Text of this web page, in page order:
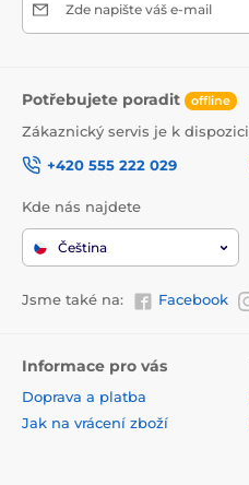
Zde napište váš e-mail
Potřebujete poradit offline
Zákaznický servis je k dispozici
+420 555 222 029
Kde nás najdete
Čeština
Jsme také na: Facebook
Informace pro vás
Doprava a platba
Jak na vrácení zboží